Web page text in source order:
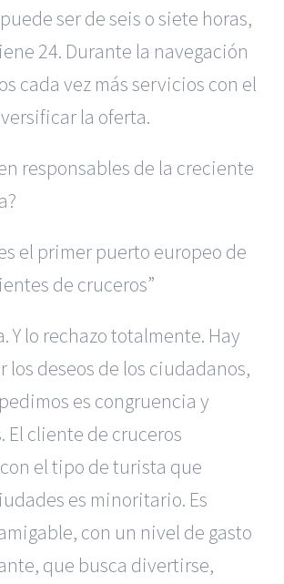
ser de seis o siete horas,
24. Durante la navegación
cada vez más servicios con el
la oferta.
responsables de la creciente
el primer puerto europeo de
de cruceros”
Y lo rechazo totalmente. Hay
los deseos de los ciudadanos,
es congruencia y
El cliente de cruceros
el tipo de turista que
es minoritario. Es
con un nivel de gasto
que busca divertirse,